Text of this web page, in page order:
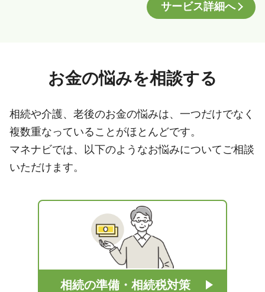
サービス詳細へ
お金の悩みを相談する
相続や介護、老後のお金の悩みは、一つだけでなく
複数重なっていることがほとんどです。
マネナビでは、以下のようなお悩みについてご相談
いただけます。
相続の準備・相続税対策